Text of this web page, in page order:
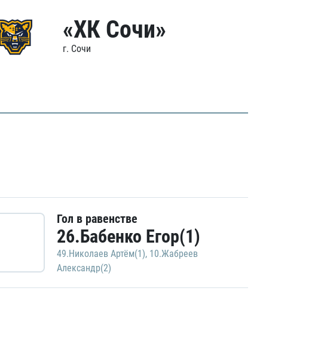
«ХК Сочи»
г. Сочи
Гол в равенстве
26.Бабенко Егор(1)
49.Николаев Артём(1), 10.Жабреев
Александр(2)